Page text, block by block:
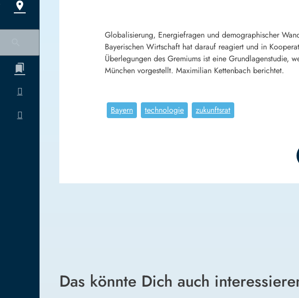
Globalisierung, Energiefragen und demographischer
Bayerischen Wirtschaft hat darauf reagiert und in
Überlegungen des Gremiums ist eine Grundlagenstudie,
München vorgestellt. Maximilian Kettenbach berichtet.
Bayern technologie zukunftsrat
Das könnte Dich auch